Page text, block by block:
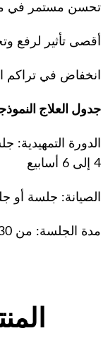
تحسن مستمر في
أقصى تأثير لرفع
انخفاض في تراكم
جدول العلاج
الدورة
4 إلى 6 أسابيع
الصيانة: جلسة أو
مدة الجلسة: من 30 إلى 60 دقيقة حسب منطقة العلاج